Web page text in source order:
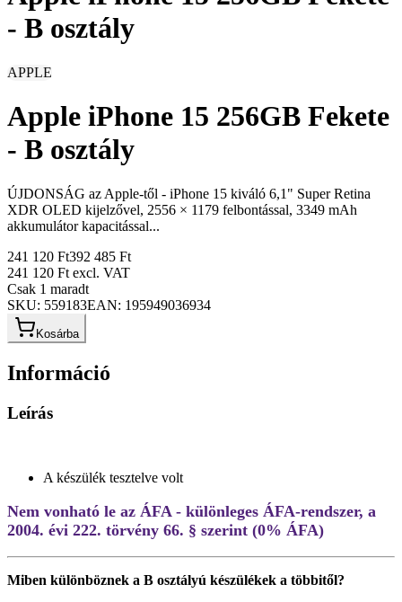
- B osztály
APPLE
Apple iPhone 15 256GB Fekete
- B osztály
ÚJDONSÁG az Apple-től - iPhone 15 kiváló 6,1" Super Retina
XDR OLED kijelzővel, 2556 × 1179 felbontással, 3349 mAh
akkumulátor kapacitással...
241 120 Ft392 485 Ft
241 120 Ft excl. VAT
Csak 1 maradt
SKU: 559183EAN: 195949036934
Kosárba
Információ
Leírás
A készülék tesztelve volt
Nem vonható le az ÁFA - különleges ÁFA-rendszer, a
2004. évi 222. törvény 66. § szerint (0% ÁFA)
Miben különböznek a B osztályú készülékek a többitől?